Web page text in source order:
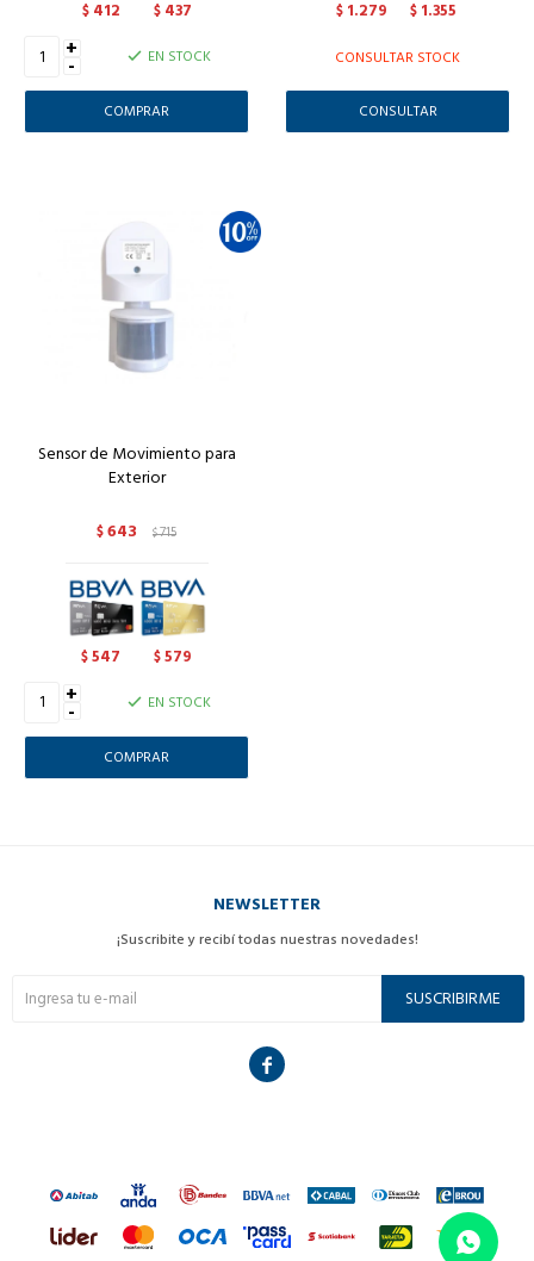
$ 412 $ 437
+
- EN STOCK
$ 1.279 $ 1.355
CONSULTAR STOCK
CONSULTAR
Sensor de Movimiento para
Exterior
$643 $715
$547 $579
+
- EN STOCK
NEWSLETTER
¡Suscribite y recibí todas nuestras novedades!
SUSCRIBIRME
